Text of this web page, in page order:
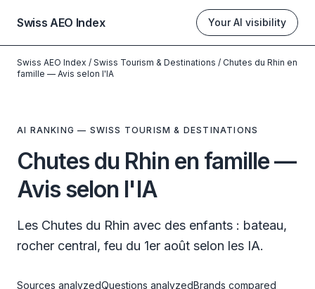
Swiss AEO Index Your AI visibility
Swiss AEO Index / Swiss Tourism & Destinations / Chutes du Rhin en
famille — Avis selon l'IA
AI RANKING — SWISS TOURISM & DESTINATIONS
Chutes du Rhin en famille —
Avis selon l'IA
Les Chutes du Rhin avec des enfants : bateau,
rocher central, feu du 1er août selon les IA.
Sources analyzedQuestions analyzedBrands compared